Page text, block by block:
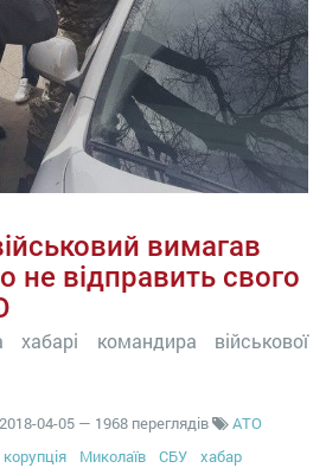
вимагав
не відправить свого
командира військової
2018-04-05 — 1968 переглядів
АТО
корупція Миколаїв СБУ хабар